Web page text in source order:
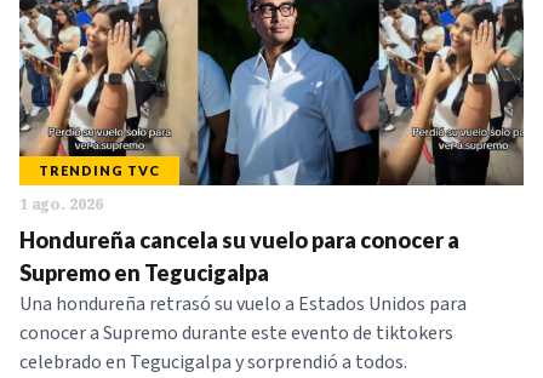
TRENDING TVC
1 ago. 2026
Hondureña cancela su vuelo para conocer a
Supremo en Tegucigalpa
Una hondureña retrasó su vuelo a Estados Unidos para
conocer a Supremo durante este evento de tiktokers
celebrado en Tegucigalpa y sorprendió a todos.